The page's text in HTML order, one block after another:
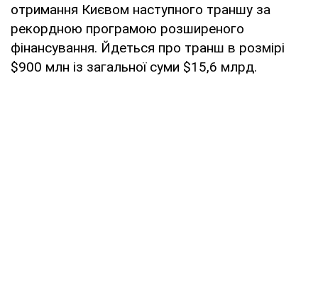
отримання Києвом наступного траншу за
рекордною програмою розширеного
фінансування. Йдеться про транш в розмірі
$900 млн із загальної суми $15,6 млрд.